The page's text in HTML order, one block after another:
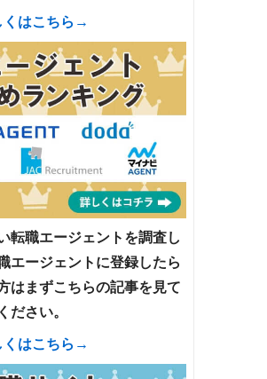
くはこちら→
転職エージェントを調査し
エージェントに登録したら
はまずこちらの記事を見て
ください。
くはこちら→